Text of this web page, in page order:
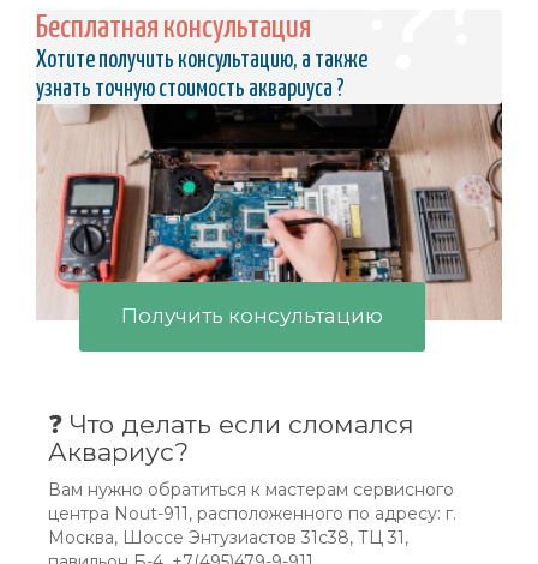
Бесплатная консультация
Хотите получить консультацию, а также
узнать точную стоимость аквариуса ?
Получить консультацию
❓ Что делать если сломался
Аквариус?
Вам нужно обратиться к мастерам сервисного
центра Nout-911, расположенного по адресу: г.
Москва, Шоссе Энтузиастов 31с38, ТЦ 31,